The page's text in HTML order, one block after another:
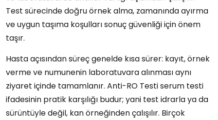
Test sürecinde doğru örnek alma, zamanında ayırma
ve uygun taşıma koşulları sonuç güvenliği için önem
taşır.
Hasta açısından süreç genelde kısa sürer: kayıt, örnek
verme ve numunenin laboratuvara alınması aynı
ziyaret içinde tamamlanır. Anti-RO Testi serum testi
ifadesinin pratik karşılığı budur; yani test idrarla ya da
sürüntüyle değil, kan örneğinden çalışılır. Birçok